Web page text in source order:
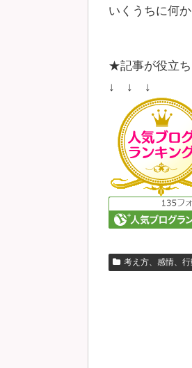
いくうちに何
★記事が役立ち
↓ ↓ ↓
考え方、感情、行